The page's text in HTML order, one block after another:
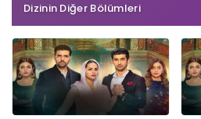
Dizinin Diğer Bölümleri